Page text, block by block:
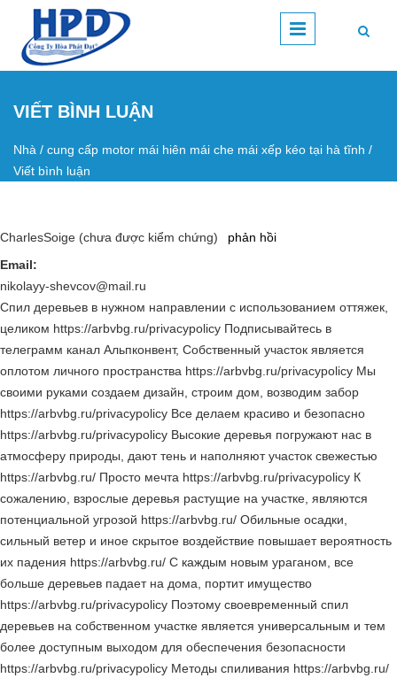
Nhảy đến nội dung
VIẾT BÌNH LUẬN
Bạn đang ở đây
Nhà / cung cấp motor mái hiên mái che mái xếp kéo tại hà tĩnh /
Viết bình luận
CharlesSoige (chưa được kiểm chứng)
phản hồi
Email:
nikolayy-shevcov@mail.ru
Спил деревьев в нужном направлении с использованием оттяжек,
целиком https://arbvbg.ru/privacypolicy Подписывайтесь в
телеграмм канал Альпконвент, Собственный участок является
оплотом личного пространства https://arbvbg.ru/privacypolicy Мы
своими руками создаем дизайн, строим дом, возводим забор
https://arbvbg.ru/privacypolicy Все делаем красиво и безопасно
https://arbvbg.ru/privacypolicy Высокие деревья погружают нас в
атмосферу природы, дают тень и наполняют участок свежестью
https://arbvbg.ru/ Просто мечта https://arbvbg.ru/privacypolicy К
сожалению, взрослые деревья растущие на участке, являются
потенциальной угрозой https://arbvbg.ru/ Обильные осадки,
сильный ветер и иное скрытое воздействие повышает вероятность
их падения https://arbvbg.ru/ С каждым новым ураганом, все
больше деревьев падает на дома, портит имущество
https://arbvbg.ru/privacypolicy Поэтому своевременный спил
деревьев на собственном участке является универсальным и тем
более доступным выходом для обеспечения безопасности
https://arbvbg.ru/privacypolicy Методы спиливания https://arbvbg.ru/